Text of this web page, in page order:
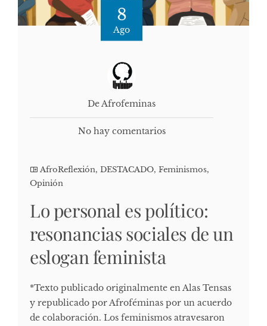
8
Ago
De Afrofeminas
No hay comentarios
AfroReflexión, DESTACADO, Feminismos,
Opinión
Lo personal es político:
resonancias sociales de un
eslogan feminista
*Texto publicado originalmente en Alas Tensas
y republicado por Afroféminas por un acuerdo
de colaboración. Los feminismos atravesaron